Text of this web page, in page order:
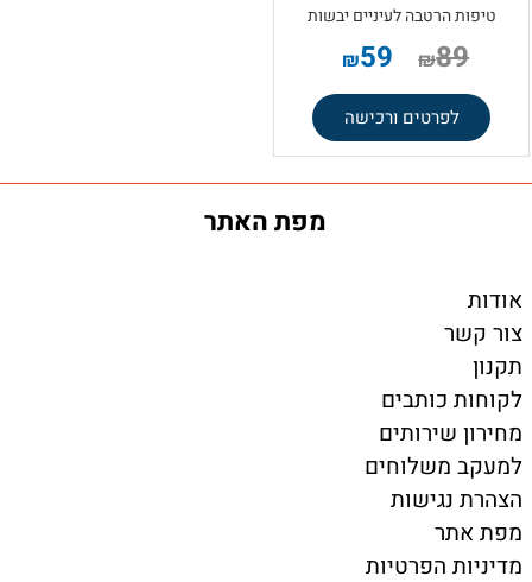
טיפות הרטבה לעיניים יבשות
₪89
₪59
לפרטים ורכישה
מפת האתר
אודות
צור קשר
תקנון
לקוחות כותבים
מחירון שירותים
למעקב משלוחים
הצהרת נגישות
מפת אתר
מדיניות הפרטיות